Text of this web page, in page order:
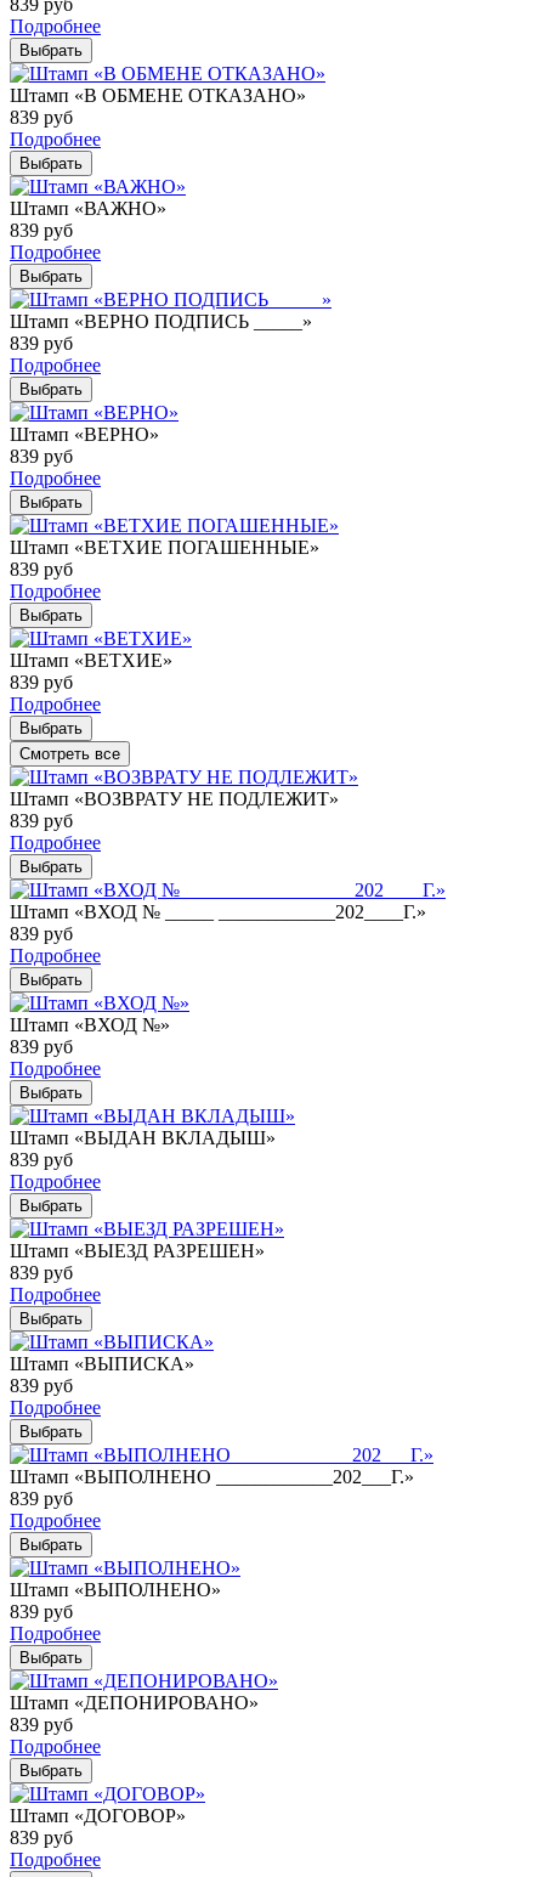
839 руб
Подробнее
Выбрать
Штамп «В ОБМЕНЕ ОТКАЗАНО»
839 руб
Подробнее
Выбрать
Штамп «ВАЖНО»
839 руб
Подробнее
Выбрать
Штамп «ВЕРНО ПОДПИСЬ _____»
839 руб
Подробнее
Выбрать
Штамп «ВЕРНО»
839 руб
Подробнее
Выбрать
Штамп «ВЕТХИЕ ПОГАШЕННЫЕ»
839 руб
Подробнее
Выбрать
Штамп «ВЕТХИЕ»
839 руб
Подробнее
Выбрать
Смотреть все
Штамп «ВОЗВРАТУ НЕ ПОДЛЕЖИТ»
839 руб
Подробнее
Выбрать
Штамп «ВХОД № _____ ____________202____Г.»
839 руб
Подробнее
Выбрать
Штамп «ВХОД №»
839 руб
Подробнее
Выбрать
Штамп «ВЫДАН ВКЛАДЫШ»
839 руб
Подробнее
Выбрать
Штамп «ВЫЕЗД РАЗРЕШЕН»
839 руб
Подробнее
Выбрать
Штамп «ВЫПИСКА»
839 руб
Подробнее
Выбрать
Штамп «ВЫПОЛНЕНО ____________202___Г.»
839 руб
Подробнее
Выбрать
Штамп «ВЫПОЛНЕНО»
839 руб
Подробнее
Выбрать
Штамп «ДЕПОНИРОВАНО»
839 руб
Подробнее
Выбрать
Штамп «ДОГОВОР»
839 руб
Подробнее